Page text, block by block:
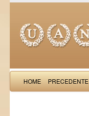
HOME PRECEDENTE